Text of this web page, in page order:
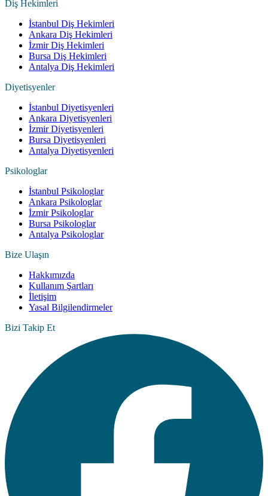
Diş Hekimleri
İstanbul Diş Hekimleri
Ankara Diş Hekimleri
İzmir Diş Hekimleri
Bursa Diş Hekimleri
Antalya Diş Hekimleri
Diyetisyenler
İstanbul Diyetisyenleri
Ankara Diyetisyenleri
İzmir Diyetisyenleri
Bursa Diyetisyenleri
Antalya Diyetisyenleri
Psikologlar
İstanbul Psikologlar
Ankara Psikologlar
İzmir Psikologlar
Bursa Psikologlar
Antalya Psikologlar
Bize Ulaşın
Hakkımızda
Kullanım Şartları
İletişim
Yasal Bilgilendirmeler
Bizi Takip Et